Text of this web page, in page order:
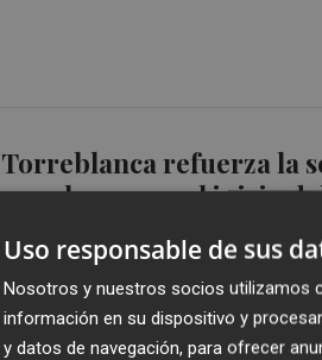
Torreblanca refuerza la
sus playas con el inicio
Uso responsable de sus
Nosotros y nuestros socios utilizamos
información en su dispositivo y
y datos de navegación, para ofrecer